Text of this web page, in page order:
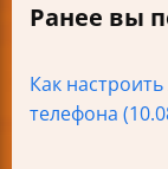
Ранее вы
Как
телефона